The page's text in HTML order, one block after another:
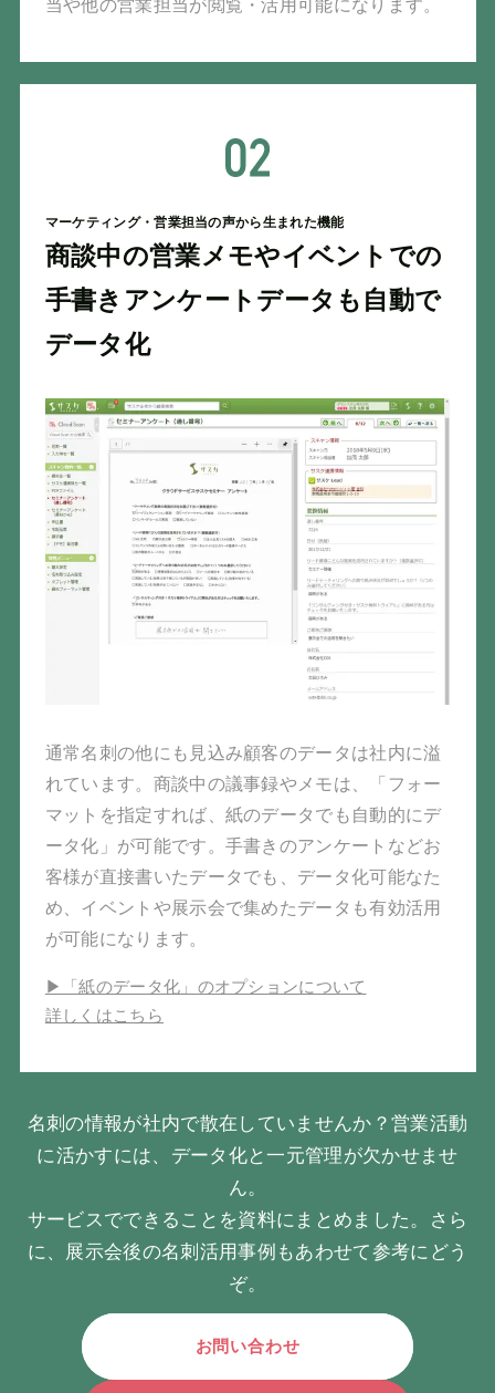
当や他の営業担当が閲覧・活用可能になります。
マーケティング・営業担当の声から生まれた機能
商談中の営業メモやイベントでの
手書きアンケートデータも自動で
データ化
通常名刺の他にも見込み顧客のデータは社内に溢
れています。商談中の議事録やメモは、「フォー
マットを指定すれば、紙のデータでも自動的にデ
ータ化」が可能です。手書きのアンケートなどお
客様が直接書いたデータでも、データ化可能なた
め、イベントや展示会で集めたデータも有効活用
が可能になります。
▶「紙のデータ化」のオプションについて
詳しくはこちら
名刺の情報が社内で散在していませんか？営業活動
に活かすには、データ化と一元管理が欠かせませ
ん。
サービスでできることを資料にまとめました。さら
に、展示会後の名刺活用事例もあわせて参考にどう
ぞ。
お問い合わせ